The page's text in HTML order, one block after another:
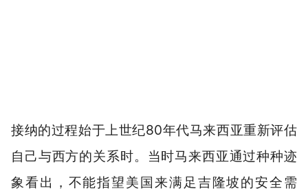
接纳的过程始于上世纪80年代马来西亚重新评估
自己与西方的关系时。当时马来西亚通过种种迹
象看出，不能指望美国来满足吉隆坡的安全需